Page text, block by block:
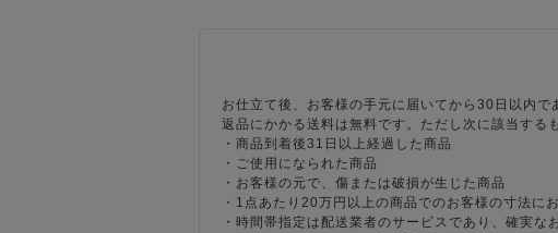
お仕立て後、お客様の手元に届いてから30日以内で
返品にかかる送料は無料です。ただし次に該当する
・商品到着後31日以上経過した商品
・ご使用になられた商品
・お客様の元で、傷または破損が生じた商品
・1点あたり20万円以上の商品でのお客様の寸法に
・時間帯指定は配送業者のサービスであり、確実